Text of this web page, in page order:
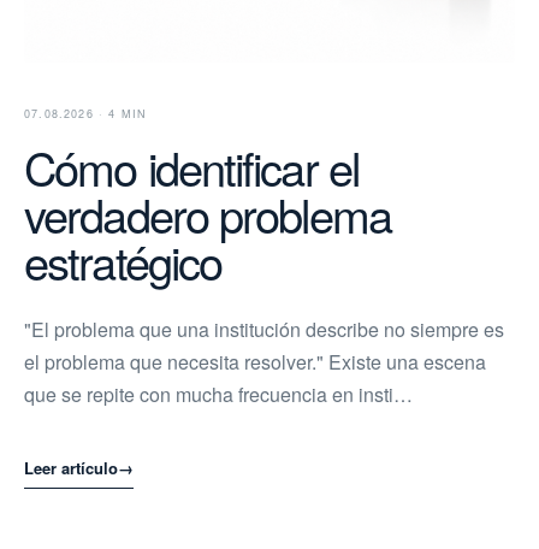
07.08.2026 · 4 MIN
Cómo identificar el
verdadero problema
estratégico
"El problema que una institución describe no siempre es
el problema que necesita resolver." Existe una escena
que se repite con mucha frecuencia en insti…
Leer artículo→